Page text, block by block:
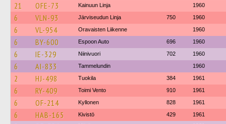
21 OFE-73 Kainuun Linja 1960
6 VLN-93 Järviseudun Linja 750 1960
6 VL-954 Oravaisten Liikenne 1960
6 BY-600 Espoon Auto 696 1960
6 IE-329 Niinivuori 702 1960
6 AI-833 Tammelundin 1960
2 HJ-498 Tuokila 384 1961
6 RY-409 Toimi Vento 910 1961
6 OF-214 Kyllonen 828 1961
6 HAB-165 Kivistö 429 1961